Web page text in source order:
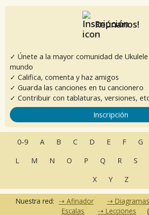
Reúnanos!
✓ Únete a la mayor comunidad de
mundo
✓ Califica, comenta y haz amigos
✓ Guarda las canciones en tu cancionero
✓ Contribuir con tablaturas, versiones,
Inscripción
0-9 A B C D E F G
L
M N O P Q R S
X
Y Z
Nuestra red: Afinador
Escalas
Lecciones